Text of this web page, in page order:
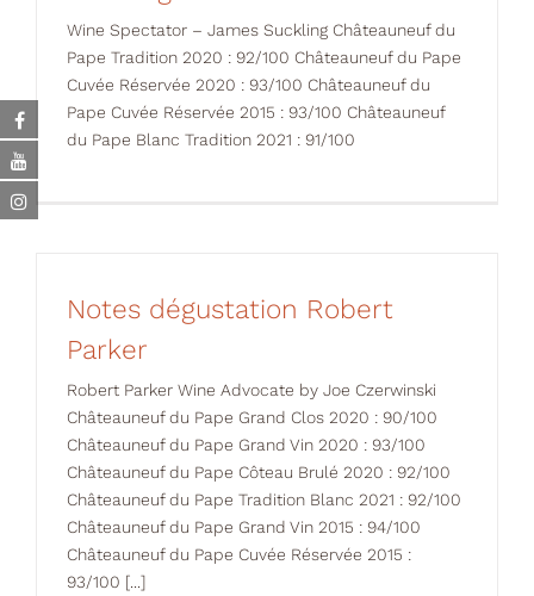
Wine Spectator – James Suckling Châteauneuf du
Pape Tradition 2020 : 92/100 Châteauneuf du Pape
Cuvée Réservée 2020 : 93/100 Châteauneuf du
Pape Cuvée Réservée 2015 : 93/100 Châteauneuf
du Pape Blanc Tradition 2021 : 91/100
Notes dégustation Robert
Parker
Robert Parker Wine Advocate by Joe Czerwinski
Châteauneuf du Pape Grand Clos 2020 : 90/100
Châteauneuf du Pape Grand Vin 2020 : 93/100
Châteauneuf du Pape Côteau Brulé 2020 : 92/100
Châteauneuf du Pape Tradition Blanc 2021 : 92/100
Châteauneuf du Pape Grand Vin 2015 : 94/100
Châteauneuf du Pape Cuvée Réservée 2015 :
93/100 [...]